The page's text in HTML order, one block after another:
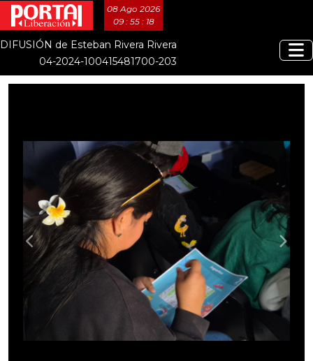
08 Ago 2026
09 : 55 : 20
DIFUSIÓN de Esteban Rivera Rivera
04-2024-100415481700-203